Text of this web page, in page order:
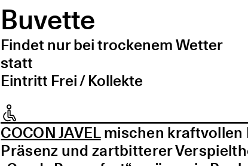
Buvette
Findet nur bei trockenem Wetter
statt
Eintritt Frei / Kollekte
COCON JAVELmischen kraftvollen
Präsenz und zartbitterer